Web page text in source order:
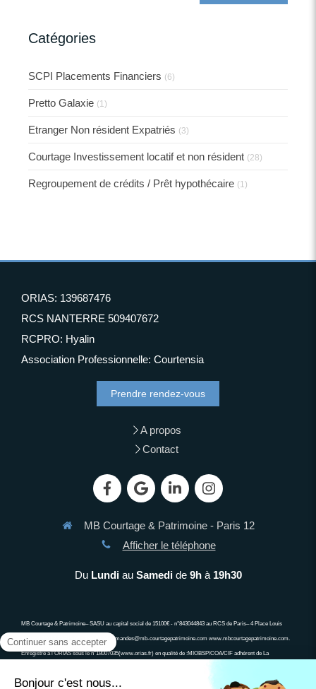
Catégories
SCPI Placements Financiers (6)
Pretto Galaxie (1)
Etranger Non résident Expatriés (3)
Courtage Investissement locatif et non résident (28)
Regroupement de crédits / Prêt hypothécaire (1)
ORIAS: 139687476
RCS NANTERRE 509407672
RCPRO: Hyalin
Association Professionnelle: Courtensia
Prendre rendez-vous
A propos
Contact
MB Courtage & Patrimoine - Paris 12
Afficher le téléphone
Du Lundiau Samedide 9hà 19h30
MB Courtage & Patrimoine– SASU au capital social de 15100€ - n°843044843 au RCS de Paris– 4 Place Louis
Armand 75012 PARIS 06 13 90 63 34 demandes@mb-courtagepatrimoine.com www.mbcourtagepatrimoine.com.
Enregistré à l’ORIAS sous le n°18007035(www.orias.fr) en qualité de :MIOBSP/COA/CIF adhérent de La
l’ACPR ; Ne peut recevoir aucun fonds, effet, ou valeur. Un crédit vous engage et doit être remboursé. Vérifiez vos